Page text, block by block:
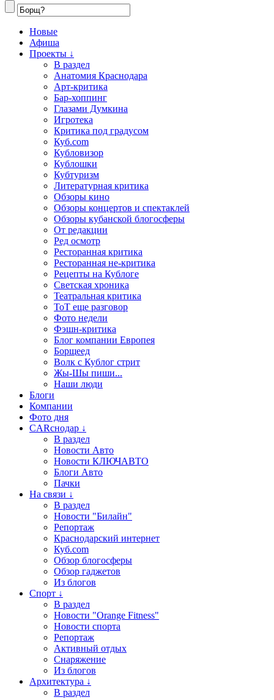
Новые
Афиша
Проекты ↓
В раздел
Анатомия Краснодара
Арт-критика
Бар-хоппинг
Глазами Думкина
Игротека
Критика под градусом
Куб.com
Кубловизор
Кублошки
Кубтуризм
Литературная критика
Обзоры кино
Обзоры концертов и спектаклей
Обзоры кубанской блогосферы
От редакции
Ред осмотр
Ресторанная критика
Ресторанная не-критика
Рецепты на Кублоге
Светская хроника
Театральная критика
ТоТ еще разговор
Фото недели
Фэшн-критика
Блог компании Европея
Борщеед
Волк с Кублог стрит
Жы-Шы пиши...
Наши люди
Блоги
Компании
Фото дня
CARснодар ↓
В раздел
Новости Авто
Новости КЛЮЧАВТО
Блоги Авто
Пачки
На связи ↓
В раздел
Новости "Билайн"
Репортаж
Краснодарский интернет
Куб.com
Обзор блогосферы
Обзор гаджетов
Из блогов
Спорт ↓
В раздел
Новости "Orange Fitness"
Новости спорта
Репортаж
Активный отдых
Снаряжение
Из блогов
Архитектура ↓
В раздел